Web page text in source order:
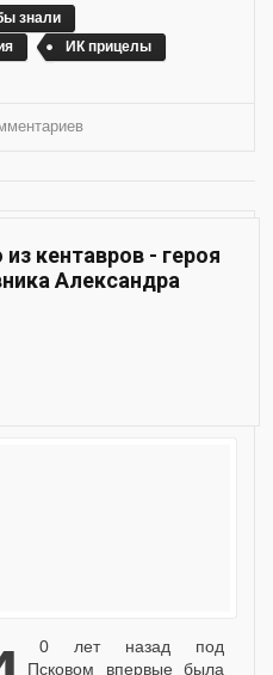
знали
ИК прицелы
кентавров - героя
Александра
Псковом впервые была